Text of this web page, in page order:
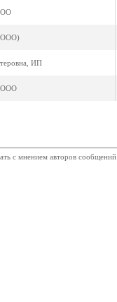
ООО)
ИП
с мнением авторов сообщений.